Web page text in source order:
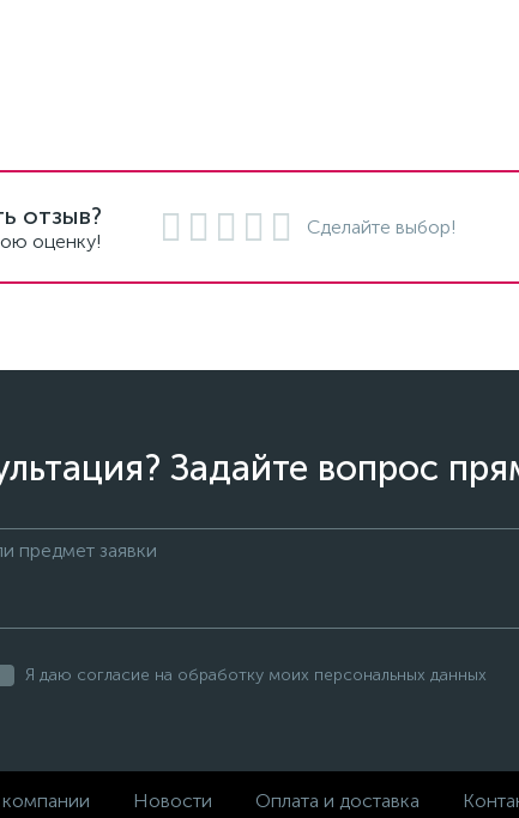
отзыв?
оценку!
Сделайте выбор!
Задайте вопрос
Я даю согласие на обработку моих персональных данных
Новости Оплата и доставка